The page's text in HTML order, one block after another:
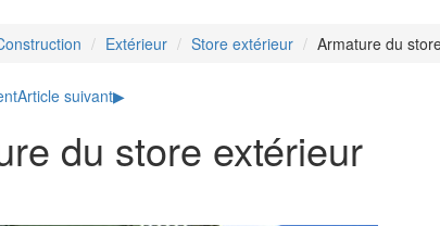
Extérieur Store extérieur Armature du
Article suivant▶
du store extérieur